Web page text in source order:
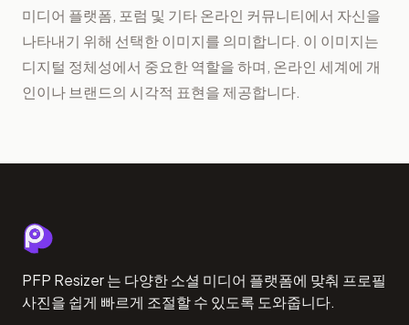
미디어 플랫폼, 포럼 및 기타 온라인 커뮤니티에서 자신을
나타내기 위해 선택한 이미지를 의미합니다. 이 이미지는
디지털 정체성에서 중요한 역할을 하며, 온라인 세계에 개
인이나 브랜드의 시각적 표현을 제공합니다.
PFP Resizer 는 다양한 소셜 미디어 플랫폼에 맞춰 프로필
사진을 쉽게 빠르게 조절할 수 있도록 도와줍니다.